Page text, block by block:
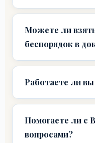
Можете ли
беспорядок в
Работаете ли
Помогаете ли с
вопросами?